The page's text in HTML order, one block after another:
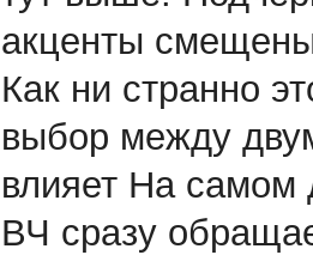
акценты
Как ни странно
выбор между
влияет На самом
ВЧ сразу